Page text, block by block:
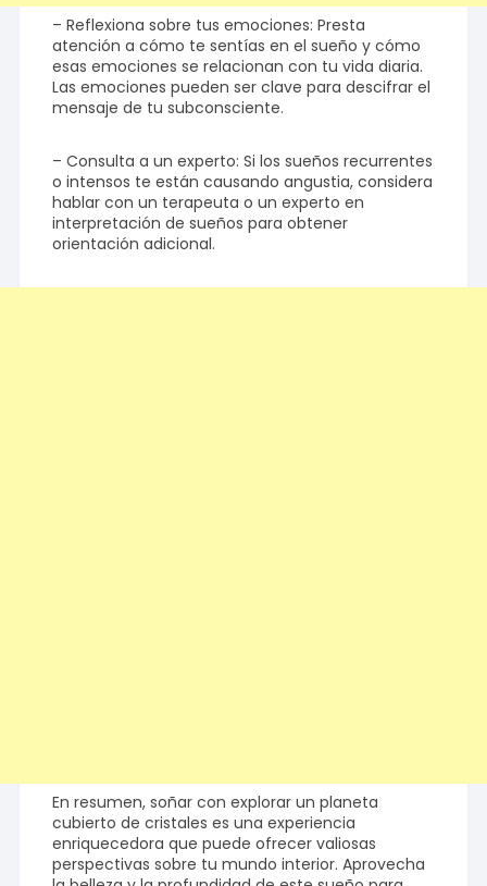
– Reflexiona sobre tus emociones: Presta
atención a cómo te sentías en el sueño y cómo
esas emociones se relacionan con tu vida diaria.
Las emociones pueden ser clave para descifrar el
mensaje de tu subconsciente.
– Consulta a un experto: Si los sueños recurrentes
o intensos te están causando angustia, considera
hablar con un terapeuta o un experto en
interpretación de sueños para obtener
orientación adicional.
En resumen, soñar con explorar un planeta
cubierto de cristales es una experiencia
enriquecedora que puede ofrecer valiosas
perspectivas sobre tu mundo interior. Aprovecha